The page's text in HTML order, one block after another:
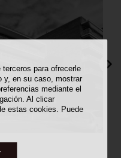
para ofrecerle
y, en su caso, mostrar
mediante el
Al clicar
estas cookies. Puede